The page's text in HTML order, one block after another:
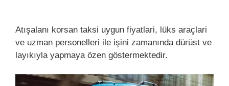
Atışalanı korsan taksi uygun fiyatlari, lüks araçlari
ve uzman personelleri ile işini zamanında dürüst ve
layıkıyla yapmaya özen göstermektedir.